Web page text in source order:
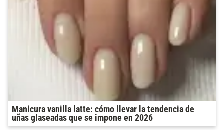
Manicura vanilla latte: cómo llevar la tendencia de
uñas glaseadas que se impone en 2026